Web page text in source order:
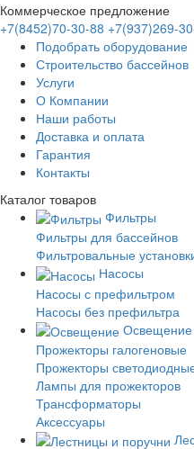
Коммерческое предложение
+7(8452)70-30-88 +7(937)269-
Подобрать оборудование
Строительство бассейнов
Услуги
О Компании
Наши работы
Доставка и оплата
Гарантия
Контакты
Каталог товаров
Фильтры
Фильтры для бассейнов
Фильтровальные
Насосы
Насосы с префильтром
Насосы без префильтра
Освещение
Прожекторы галогеновые
Прожекторы
Лампы для прожекторов
Трансформаторы
Аксессуары